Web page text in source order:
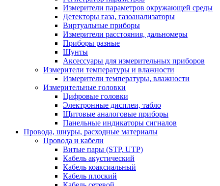
Измерители параметров окружающей среды
Детекторы газа, газоанализаторы
Виртуальные приборы
Измерители расстояния, дальномеры
Приборы разные
Шунты
Аксессуары для измерительных приборов
Измерители температуры и влажности
Измерители температуры, влажности
Измерительные головки
Цифровые головки
Электронные дисплеи, табло
Щитовые аналоговые приборы
Панельные индикаторы сигналов
Провода, шнуры, расходные материалы
Провода и кабели
Витые пары (STP, UTP)
Кабель акустический
Кабель коаксиальный
Кабель плоский